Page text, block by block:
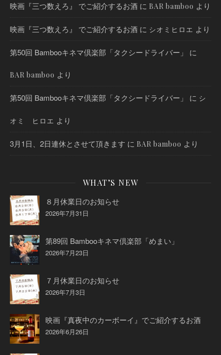
映画『三つ数えろ』 でご紹介するお酒 に BAR bamboo より
映画『三つ数えろ』 でご紹介するお酒 に シオミヒロエ より
第50回 Bambooキネマ倶楽部「タクシードライバー」 に
BAR bamboo より
第50回 Bambooキネマ倶楽部「タクシードライバー」 に シ
オミ ヒロエ より
3月1日、2日連休とさせて頂きます に BAR bamboo より
WHAT’S NEW
８月休業日のお知らせ
2026年7月31日
第89回 Bambooキネマ倶楽部「めまい」
2026年7月23日
７月休業日のお知らせ
2026年7月3日
映画『真夜中のカーボーイ』でご紹介するお酒
2026年6月26日